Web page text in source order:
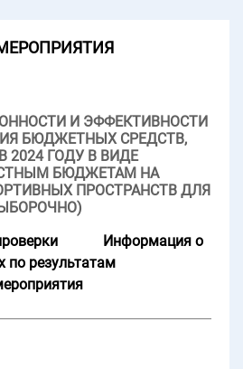
И ЭФФЕКТИВНОСТИ
БЮДЖЕТНЫХ СРЕДСТВ,
ГОДУ В ВИДЕ
БЮДЖЕТАМ НА
ПРОСТРАНСТВ ДЛЯ
Информация о
по результатам